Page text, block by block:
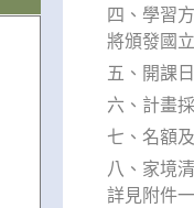
四、學習
將頒發國
五、開課
六、計畫
七、名額
八、家境
詳見附件